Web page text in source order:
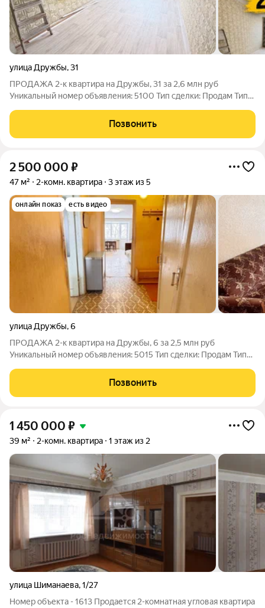
улица Дружбы,31
ПРОДАЖА 2-к квартира на Дружбы, 31 за 2,6 млн руб
Уникальный номер объявления: 5100 Тип сделки: Продам Тип
Цена: 2.6 млн. руб. Продажа Описание: Комнаты 17/12,6 Кухня
6 Подвал Кладовка Один
Позвонить
2 500 000 ₽
47 м² 2-комн. квартира 3 этаж из 5
онлайн показ есть видео
улица Дружбы,6
ПРОДАЖА 2-к квартира на Дружбы, 6 за 2,5 млн руб
Уникальный номер объявления: 5015 Тип сделки: Продам Тип
Цена: 2.5 млн. руб. Продажа Описание: Комнаты 18,7/14 Кухня 6
Подвал Два собственника
Позвонить
1 450 000 ₽
39 м² 2-комн. квартира 1 этаж из 2
улица Шиманаева,1/27
Номер объекта - 1613 Продается 2-комнатная угловая квартира